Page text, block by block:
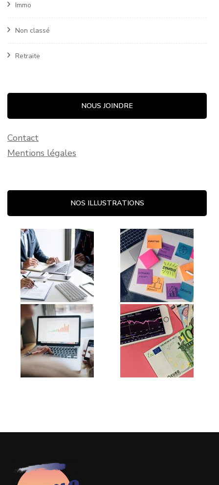
Immo
Non classé
Retraite
NOUS JOINDRE
Contact
Mentions légales
NOS ILLUSTRATIONS